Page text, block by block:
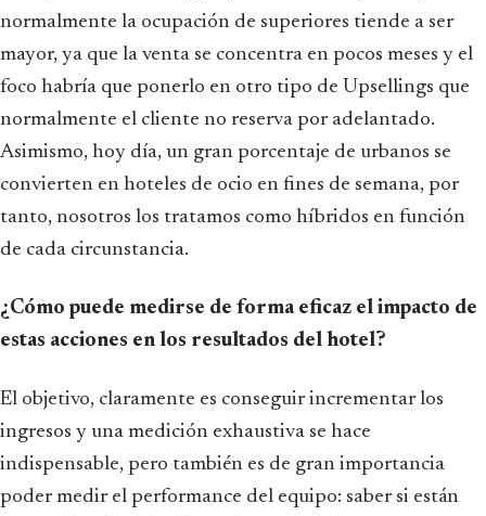
normalmente la ocupación de superiores tiende a ser
mayor, ya que la venta se concentra en pocos meses y el
foco habría que ponerlo en otro tipo de Upsellings que
normalmente el cliente no reserva por adelantado.
Asimismo, hoy día, un gran porcentaje de urbanos se
convierten en hoteles de ocio en fines de semana, por
tanto, nosotros los tratamos como híbridos en función
de cada circunstancia.
¿Cómo puede medirse de forma eficaz el impacto de
estas acciones en los resultados del hotel?
El objetivo, claramente es conseguir incrementar los
ingresos y una medición exhaustiva se hace
indispensable, pero también es de gran importancia
poder medir el performance del equipo: saber si están